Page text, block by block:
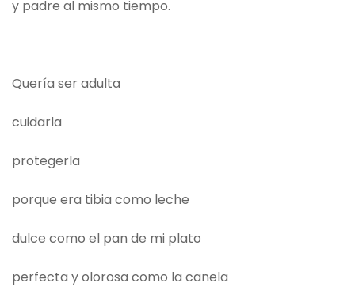
y padre al mismo tiempo.
Quería ser adulta
cuidarla
protegerla
porque era tibia como leche
dulce como el pan de mi plato
perfecta y olorosa como la canela